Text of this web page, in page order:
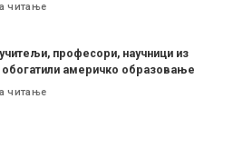
читање
професори, научници из
америчко образовање
читање